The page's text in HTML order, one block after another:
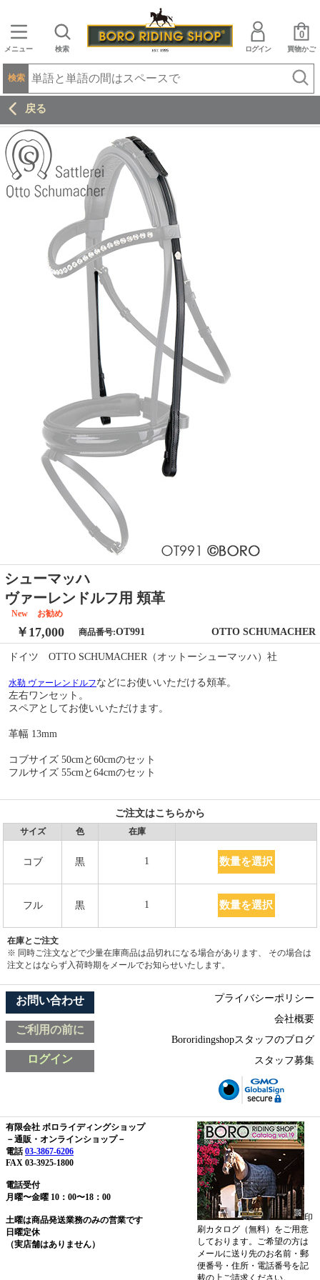
メニュー 検索 ログイン 買物かご
0
検索
戻る
シューマッハ
ヴァーレンドルフ用 頬革
New お勧め
￥17,000 商品番号:OT991 OTTO SCHUMACHER
ドイツ OTTO SCHUMACHER（オットーシューマッハ）社
水勒 ヴァーレンドルフなどにお使いいただける頬革。
左右ワンセット。
スペアとしてお使いいただけます。
革幅 13mm
コブサイズ 50cmと60cmのセット
フルサイズ 55cmと64cmのセット
ご注文はこちらから
サイズ 色 在庫
コブ 黒 1 数量を選択
フル 黒 1 数量を選択
在庫とご注文
※ 同時ご注文などで少量在庫商品は品切れになる場合があります、 その場合は
注文とはならず入荷時期をメールでお知らせいたします。
お問い合わせ
ご利用の前に
ログイン
プライバシーポリシー
会社概要
Bororidingshopスタッフのブログ
スタッフ募集
有限会社 ボロライディングショップ
－通販・オンラインショップ－
電話03-3867-6206
FAX 03-3925-1800
電話受付
月曜〜金曜 10：00〜18：00
土曜は商品発送業務のみの営業です
日曜定休
（実店舗はありません）
印
刷カタログ（無料）をご用意
しております。ご希望の方は
メールに送り先のお名前・郵
便番号・住所・電話番号を記
載の上ご請求ください。